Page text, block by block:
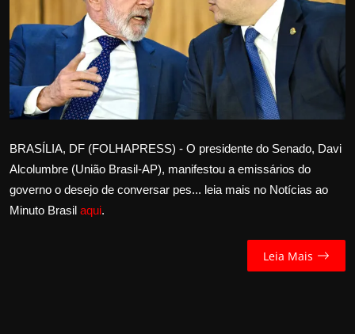
Internacional
APOIE
Educação
Política
Saúde
BRASÍLIA, DF (FOLHAPRESS) - O presidente do Senado, Davi
Alcolumbre (União Brasil-AP), manifestou a emissários do
governo o desejo de conversar pes... leia mais no Notícias ao
Minuto Brasil aqui.
Leia Mais